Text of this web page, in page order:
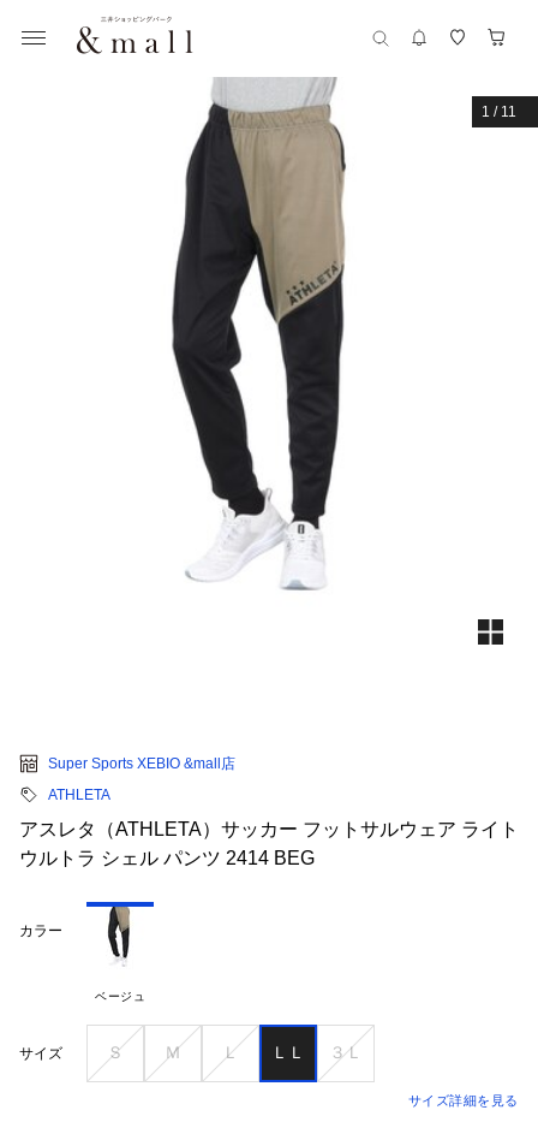
1 / 11
Super Sports XEBIO &mall店
ATHLETA
アスレタ（ATHLETA）サッカー フットサルウェア ライト
ウルトラ シェル パンツ 2414 BEG
カラー
ベージュ
サイズ Ｓ Ｍ Ｌ ＬＬ ３Ｌ
サイズ詳細を見る